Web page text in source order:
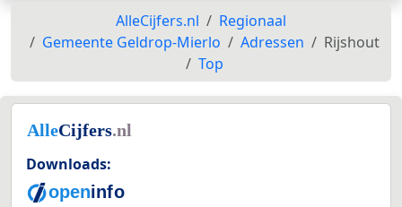
AlleCijfers.nl
Regionaal
Gemeente Geldrop-Mierlo
Adressen
Rijshout
Top
Downloads: